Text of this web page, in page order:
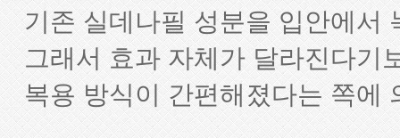
기존 실데나필 성분을 입안에서
그래서 효과 자체가 달라진다기
복용 방식이 간편해졌다는 쪽에